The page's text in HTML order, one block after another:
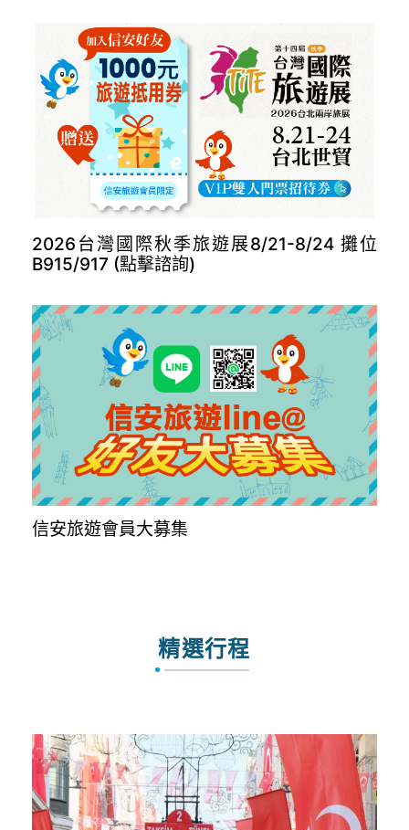
2026台灣國際秋季旅遊展8/21-8/24 攤位
B915/917 (點擊諮詢)
信安旅遊會員大募集
精選行程